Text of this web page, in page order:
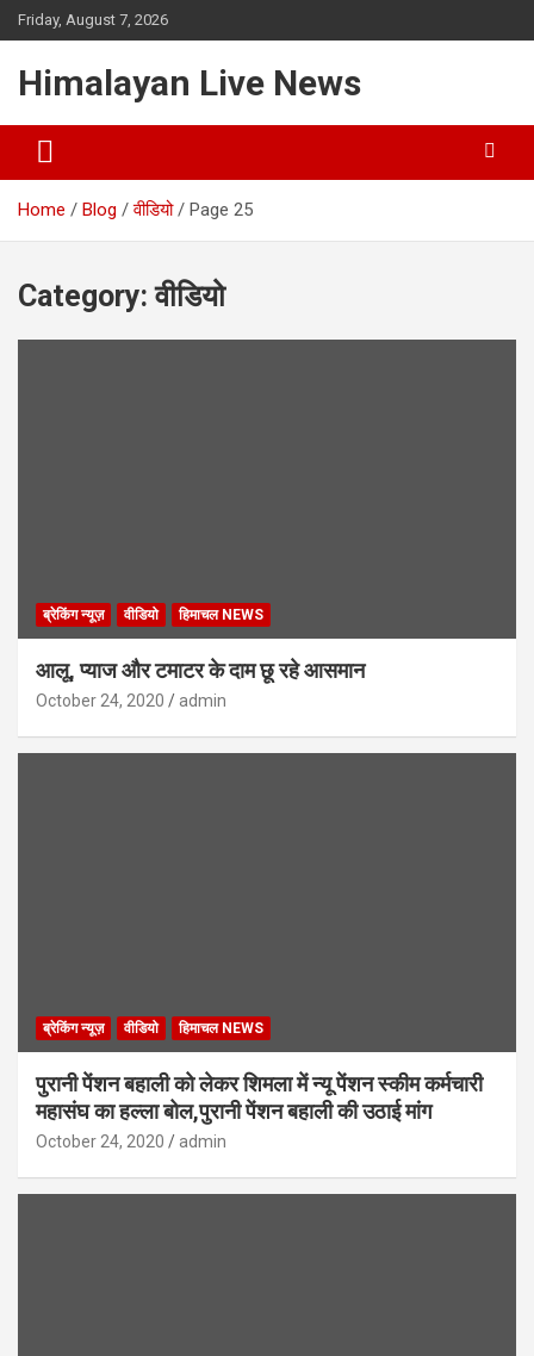
Friday, August 7, 2026
Himalayan Live News
Home Blog वीडियो Page 25
Category:वीडियो
ब्रेकिंग न्यूज़ वीडियो हिमाचल NEWS
आलू, प्याज और टमाटर के दाम छू रहे आसमान
October 24, 2020 admin
ब्रेकिंग न्यूज़ वीडियो हिमाचल NEWS
पुरानी पेंशन बहाली को लेकर शिमला में न्यू पेंशन स्कीम कर्मचारी
महासंघ का हल्ला बोल,पुरानी पेंशन बहाली की उठाई मांग
October 24, 2020 admin